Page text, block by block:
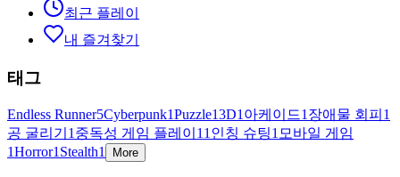
최근 플레이
내 즐겨찾기
태그
Endless Runner5Cyberpunk1Puzzle13D1아케이드1장애물 회피 1
공 굴리기 1중독성 게임 플레이 11인칭 슈팅1모바일 게임
1Horror1Stealth1 More